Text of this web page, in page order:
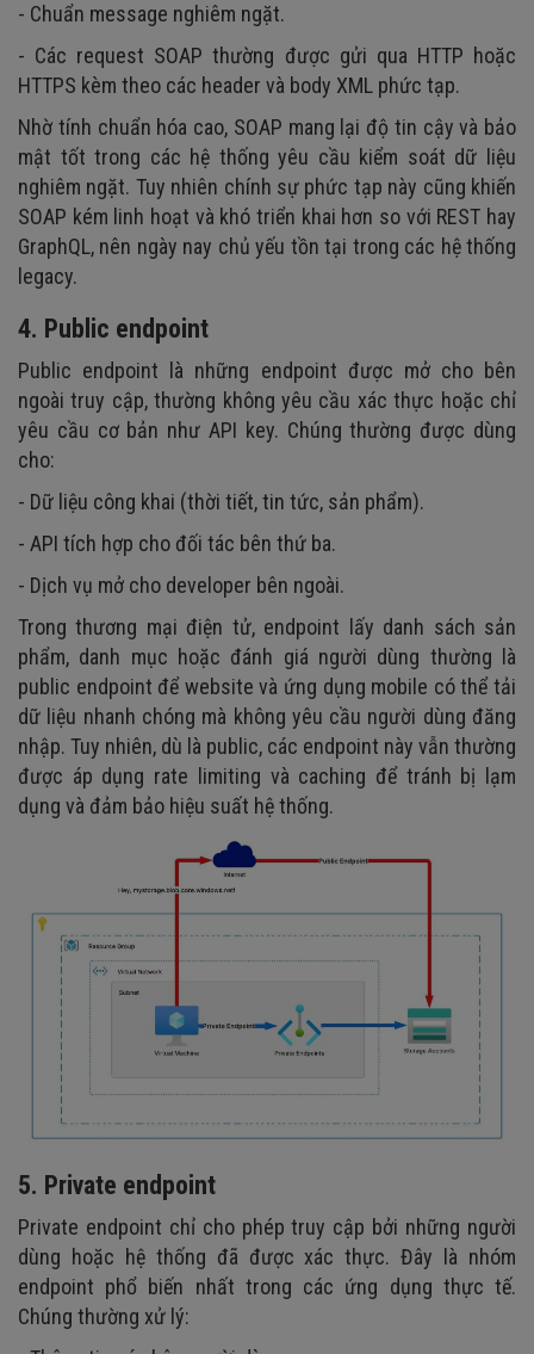
- Chuẩn message nghiêm ngặt.
- Các request SOAP thường được gửi qua HTTP hoặc
HTTPS kèm theo các header và body XML phức tạp.
Nhờ tính chuẩn hóa cao, SOAP mang lại độ tin cậy và bảo
mật tốt trong các hệ thống yêu cầu kiểm soát dữ liệu
nghiêm ngặt. Tuy nhiên chính sự phức tạp này cũng khiến
SOAP kém linh hoạt và khó triển khai hơn so với REST hay
GraphQL, nên ngày nay chủ yếu tồn tại trong các hệ thống
legacy.
4. Public endpoint
Public endpoint là những endpoint được mở cho bên
ngoài truy cập, thường không yêu cầu xác thực hoặc chỉ
yêu cầu cơ bản như API key. Chúng thường được dùng
cho:
- Dữ liệu công khai (thời tiết, tin tức, sản phẩm).
- API tích hợp cho đối tác bên thứ ba.
- Dịch vụ mở cho developer bên ngoài.
Trong thương mại điện tử, endpoint lấy danh sách sản
phẩm, danh mục hoặc đánh giá người dùng thường là
public endpoint để website và ứng dụng mobile có thể tải
dữ liệu nhanh chóng mà không yêu cầu người dùng đăng
nhập. Tuy nhiên, dù là public, các endpoint này vẫn thường
được áp dụng rate limiting và caching để tránh bị lạm
dụng và đảm bảo hiệu suất hệ thống.
5. Private endpoint
Private endpoint chỉ cho phép truy cập bởi những người
dùng hoặc hệ thống đã được xác thực. Đây là nhóm
endpoint phổ biến nhất trong các ứng dụng thực tế.
Chúng thường xử lý: